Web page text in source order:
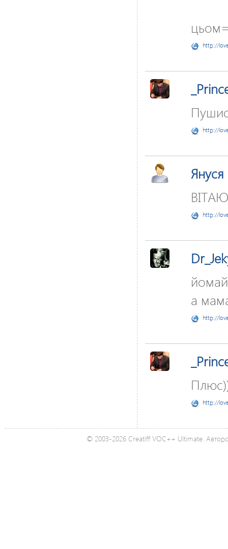
http://
http://
Януся
http://
а
http://
http://
© 2003-2026 Creatiff VOC++ Ultimate.